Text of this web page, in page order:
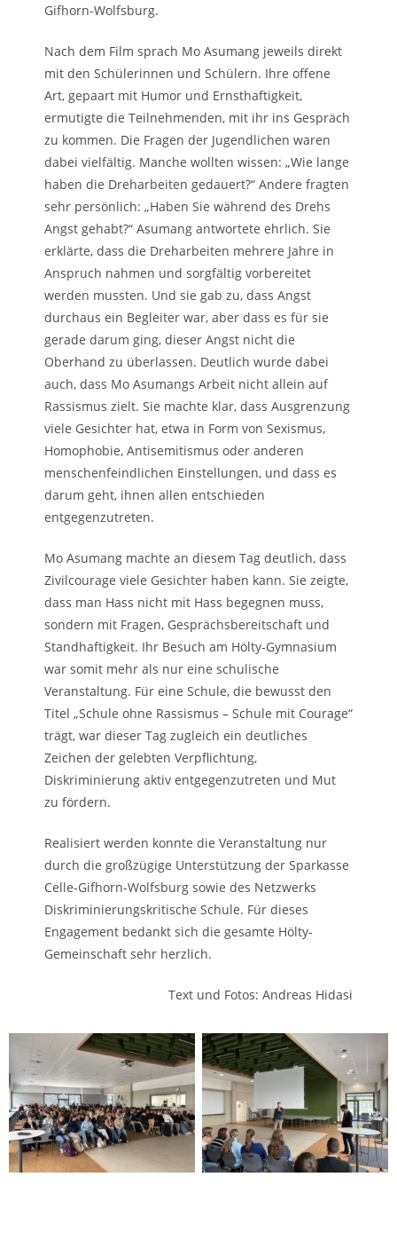
Gifhorn-Wolfsburg.
Nach dem Film sprach Mo Asumang jeweils direkt
mit den Schülerinnen und Schülern. Ihre offene
Art, gepaart mit Humor und Ernsthaftigkeit,
ermutigte die Teilnehmenden, mit ihr ins Gespräch
zu kommen. Die Fragen der Jugendlichen waren
dabei vielfältig. Manche wollten wissen: „Wie lange
haben die Dreharbeiten gedauert?“ Andere fragten
sehr persönlich: „Haben Sie während des Drehs
Angst gehabt?“ Asumang antwortete ehrlich. Sie
erklärte, dass die Dreharbeiten mehrere Jahre in
Anspruch nahmen und sorgfältig vorbereitet
werden mussten. Und sie gab zu, dass Angst
durchaus ein Begleiter war, aber dass es für sie
gerade darum ging, dieser Angst nicht die
Oberhand zu überlassen. Deutlich wurde dabei
auch, dass Mo Asumangs Arbeit nicht allein auf
Rassismus zielt. Sie machte klar, dass Ausgrenzung
viele Gesichter hat, etwa in Form von Sexismus,
Homophobie, Antisemitismus oder anderen
menschenfeindlichen Einstellungen, und dass es
darum geht, ihnen allen entschieden
entgegenzutreten.
Mo Asumang machte an diesem Tag deutlich, dass
Zivilcourage viele Gesichter haben kann. Sie zeigte,
dass man Hass nicht mit Hass begegnen muss,
sondern mit Fragen, Gesprächsbereitschaft und
Standhaftigkeit. Ihr Besuch am Hölty-Gymnasium
war somit mehr als nur eine schulische
Veranstaltung. Für eine Schule, die bewusst den
Titel „Schule ohne Rassismus – Schule mit Courage“
trägt, war dieser Tag zugleich ein deutliches
Zeichen der gelebten Verpflichtung,
Diskriminierung aktiv entgegenzutreten und Mut
zu fördern.
Realisiert werden konnte die Veranstaltung nur
durch die großzügige Unterstützung der Sparkasse
Celle-Gifhorn-Wolfsburg sowie des Netzwerks
Diskriminierungskritische Schule. Für dieses
Engagement bedankt sich die gesamte Hölty-
Gemeinschaft sehr herzlich.
Text und Fotos: Andreas Hidasi